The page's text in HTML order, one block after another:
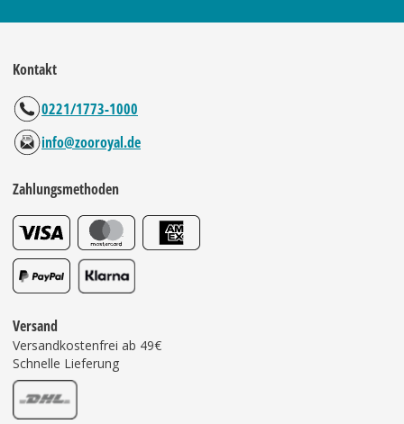
Kontakt
0221/1773-1000
info@zooroyal.de
Zahlungsmethoden
Versand
Versandkostenfrei ab 49€
Schnelle Lieferung